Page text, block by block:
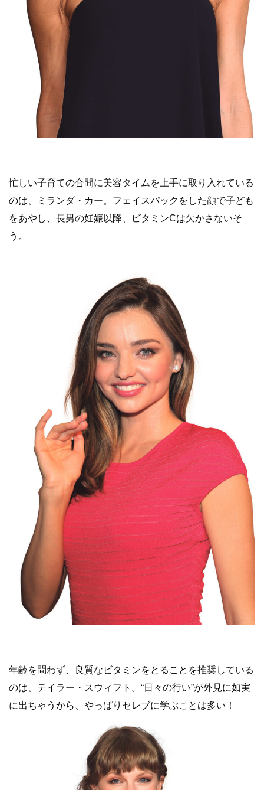
忙しい子育ての合間に美容タイムを上手に取り入れている
のは、ミランダ・カー。フェイスパックをした顔で子ども
をあやし、長男の妊娠以降、ビタミンCは欠かさないそ
う。
年齢を問わず、良質なビタミンをとることを推奨している
のは、テイラー・スウィフト。“日々の行い”が外見に如実
に出ちゃうから、やっぱりセレブに学ぶことは多い！